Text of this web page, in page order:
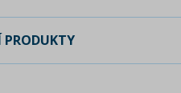
PRODUKTY